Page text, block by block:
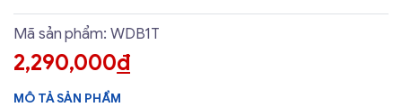
Mã sản phẩm: WDB1T
2,290,000đ
MÔ TẢ SẢN PHẨM